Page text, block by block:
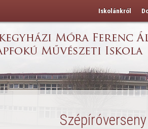
Iskolánkról
Szépíróverseny